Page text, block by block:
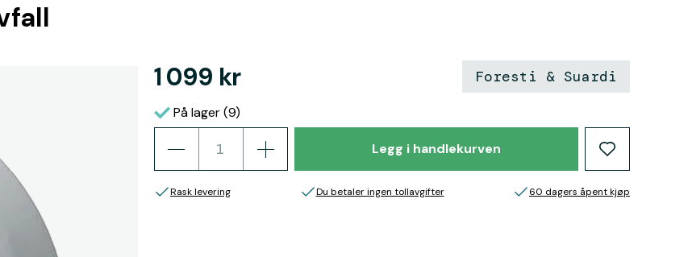
1 099 kr Foresti & Suardi
På lager (9)
Legg i handlekurven
Rask levering Du betaler ingen tollavgifter 60 dagers åpent kjøp